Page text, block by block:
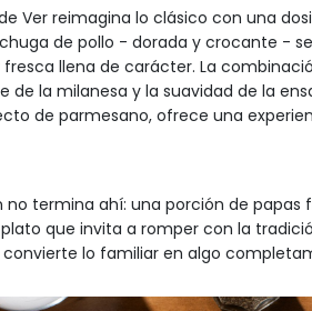
Ver reimagina lo clásico con una
de pollo - dorada y crocante -
fresca llena de carácter. La
de la milanesa y la suavidad de la
de parmesano, ofrece una
no termina ahí: una porción de papas
que invita a romper con la
lo familiar en algo